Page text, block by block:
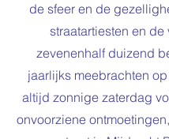
de sfeer en de
straatartiesten en de
zevenenhalf duizend
jaarlijks meebrachten
altijd zonnige zaterdag
onvoorziene